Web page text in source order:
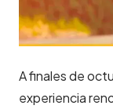
A finales de
experiencia